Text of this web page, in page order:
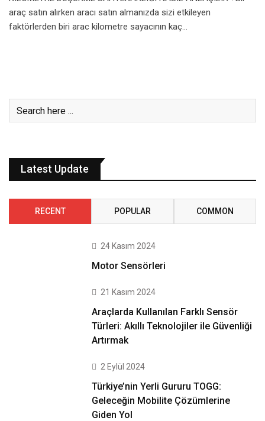
araç satın alırken aracı satın almanızda sizi etkileyen
faktörlerden biri arac kilometre sayacının kaç…
Latest Update
RECENT POPULAR COMMON
24 Kasım 2024
Motor Sensörleri
21 Kasım 2024
Araçlarda Kullanılan Farklı Sensör
Türleri: Akıllı Teknolojiler ile Güvenliği
Artırmak
2 Eylül 2024
Türkiye’nin Yerli Gururu TOGG:
Geleceğin Mobilite Çözümlerine
Giden Yol